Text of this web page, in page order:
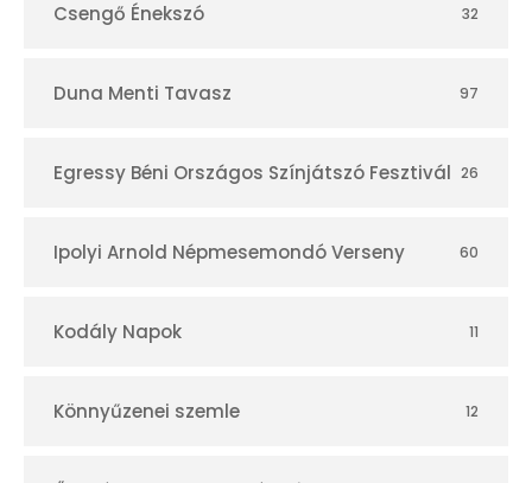
Csengő Énekszó 32
Duna Menti Tavasz 97
Egressy Béni Országos Színjátszó Fesztivál 26
Ipolyi Arnold Népmesemondó Verseny 60
Kodály Napok 11
Könnyűzenei szemle 12